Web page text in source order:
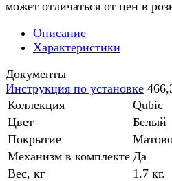
может отличаться от цен в
Описание
Характеристики
Документы
Инструкция по установке
Коллекция
Qubic
Цвет
Белый
Покрытие
Механизм в комплекте Да
Вес, кг
1.7 кг.